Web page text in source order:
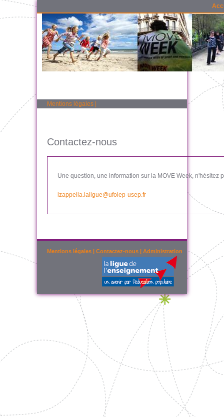
Mentions légales
Contactez-nous
Une question, une information sur la MOVE Week, n'hésitez
lzappella.laligue@ufolep-usep.fr
Mentions légales | Contactez-nous | Administration